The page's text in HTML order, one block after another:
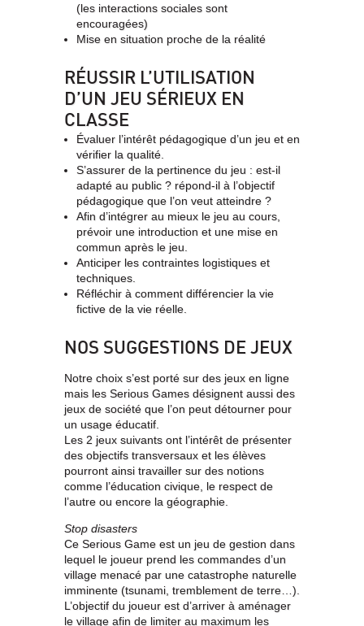
(les interactions sociales sont
encouragées)
Mise en situation proche de la réalité
RÉUSSIR L’UTILISATION
D’UN JEU SÉRIEUX EN
CLASSE
Évaluer l’intérêt pédagogique d’un jeu et en
vérifier la qualité.
S’assurer de la pertinence du jeu : est-il
adapté au public ? répond-il à l’objectif
pédagogique que l’on veut atteindre ?
Afin d’intégrer au mieux le jeu au cours,
prévoir une introduction et une mise en
commun après le jeu.
Anticiper les contraintes logistiques et
techniques.
Réfléchir à comment différencier la vie
fictive de la vie réelle.
NOS SUGGESTIONS DE JEUX
Notre choix s’est porté sur des jeux en ligne
mais les Serious Games désignent aussi des
jeux de société que l’on peut détourner pour
un usage éducatif.
Les 2 jeux suivants ont l’intérêt de présenter
des objectifs transversaux et les élèves
pourront ainsi travailler sur des notions
comme l’éducation civique, le respect de
l’autre ou encore la géographie.
Stop disasters
Ce Serious Game est un jeu de gestion dans
lequel le joueur prend les commandes d’un
village menacé par une catastrophe naturelle
imminente (tsunami, tremblement de terre…).
L’objectif du joueur est d’arriver à aménager
le village afin de limiter au maximum les